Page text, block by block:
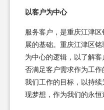
以客户为中心
服务客户，是重庆江津
展的基础。重庆江津区
为中心的逻辑，以了解
否满足客户需求作为工
我们工作的目标，以持
现梦想，作为我们的永恒